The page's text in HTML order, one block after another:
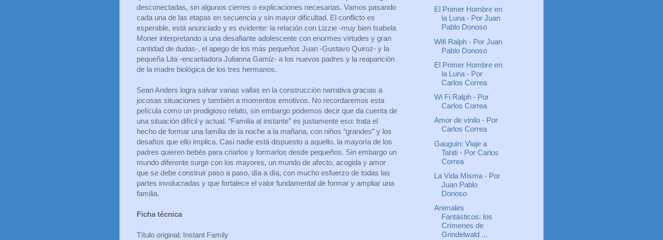
desconectadas, sin algunos cierres o explicaciones necesarias. Vamos pasando
cada una de las etapas en secuencia y sin mayor dificultad. El conflicto es
esperable, está anunciado y es evidente: la relación con Lizzie -muy bien Isabela
Moner interpretando a una desafiante adolescente con enormes virtudes y gran
cantidad de dudas-, el apego de los más pequeños Juan -Gustavo Quiroz- y la
pequeña Lita -encantadora Julianna Gamiz- a los nuevos padres y la reaparición
de la madre biológica de los tres hermanos.
Sean Anders logra salvar varias vallas en la construcción narrativa gracias a
jocosas situaciones y también a momentos emotivos. No recordaremos esta
película como un prodigioso relato, sin embargo podemos decir que da cuenta de
una situación difícil y actual. “Familia al instante” es justamente eso: trata el
hecho de formar una familia de la noche a la mañana, con niños “grandes” y los
desafíos que ello implica. Casi nadie está dispuesto a aquello, la mayoría de los
padres quieren bebés para criarlos y formarlos desde pequeños. Sin embargo un
mundo diferente surge con los mayores, un mundo de afecto, acogida y amor
que se debe construir paso a paso, día a día, con mucho esfuerzo de todas las
partes involucradas y que fortalece el valor fundamental de formar y ampliar una
familia.
Ficha técnica
Título original: Instant Family
El Primer Hombre en
la Luna - Por Juan
Pablo Donoso
Wifi Ralph - Por Juan
Pablo Donoso
El Primer Hombre en
la Luna - Por
Carlos Correa
Wi Fi Ralph - Por
Carlos Correa
Amor de vinilo - Por
Carlos Correa
Gauguin: Viaje a
Tahiti - Por Carlos
Correa
La Vida Misma - Por
Juan Pablo
Donoso
Animales
Fantásticos: los
Crímenes de
Grindelwald ...